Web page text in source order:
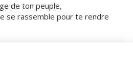
de ton peuple,
se rassemble pour te rendre